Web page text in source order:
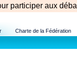
participer aux
Charte de la Fédération